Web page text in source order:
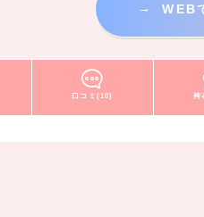
→ WEB
口コミ(10) 袴